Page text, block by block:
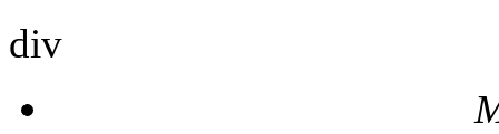
div